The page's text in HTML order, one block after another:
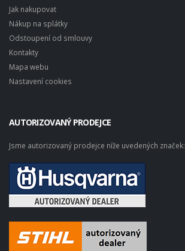
Jak nakupovat
Nákup na splátky
Odstoupení od smlouvy
Kontakty
Mapa webu
Nastavení cookies
AUTORIZOVANÝ PRODEJCE
Jsme autorizovaný prodejce níže uvedených značek: